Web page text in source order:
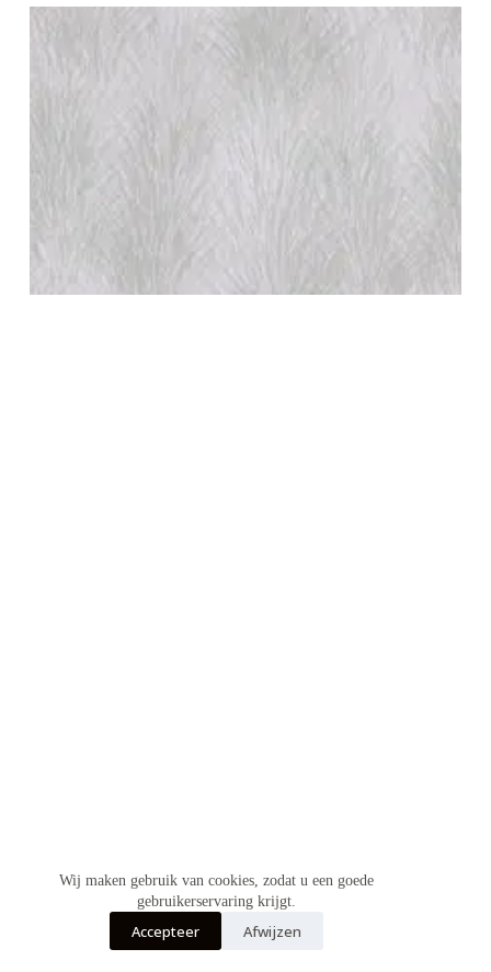
Wij maken gebruik van cookies, zodat u een goede
gebruikerservaring krijgt.
Accepteer Afwijzen